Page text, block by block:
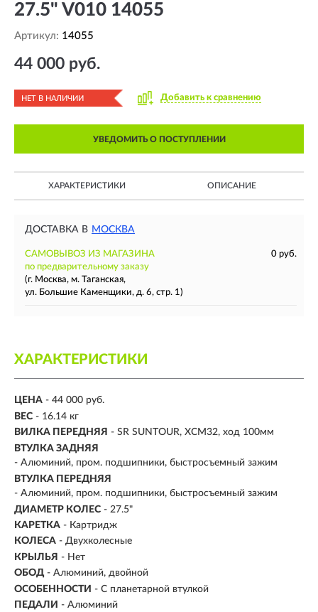
27.5" V010 14055
Артикул: 14055
44 000 руб.
НЕТ В НАЛИЧИИ Добавить к сравнению
УВЕДОМИТЬ О ПОСТУПЛЕНИИ
ХАРАКТЕРИСТИКИ ОПИСАНИЕ
ДОСТАВКА В МОСКВА
САМОВЫВОЗ ИЗ МАГАЗИНА
0 руб.
по предварительному заказу
(г. Москва, м. Таганская,
ул. Большие Каменщики, д. 6, стр. 1)
ХАРАКТЕРИСТИКИ
ЦЕНА - 44 000 руб.
ВЕС - 16.14 кг
ВИЛКА ПЕРЕДНЯЯ - SR SUNTOUR, XCM32, ход 100мм
ВТУЛКА ЗАДНЯЯ
- Алюминий, пром. подшипники, быстросъемный зажим
ВТУЛКА ПЕРЕДНЯЯ
- Алюминий, пром. подшипники, быстросъемный зажим
ДИАМЕТР КОЛЕС - 27.5"
КАРЕТКА - Картридж
КОЛЕСА - Двухколесные
КРЫЛЬЯ - Нет
ОБОД - Алюминий, двойной
ОСОБЕННОСТИ - С планетарной втулкой
ПЕДАЛИ - Алюминий